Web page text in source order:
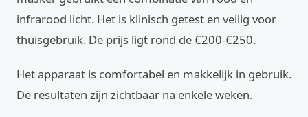
infrarood licht. Het is klinisch getest en veilig voor
thuisgebruik. De prijs ligt rond de €200-€250.
Het apparaat is comfortabel en makkelijk in gebruik.
De resultaten zijn zichtbaar na enkele weken.